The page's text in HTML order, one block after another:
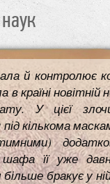
й контролює
країні новітній
У цієї
кількома
її уже
бракує у ній